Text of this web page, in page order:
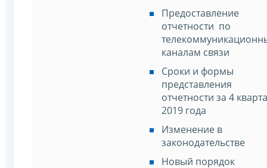
Предоставление
отчетности по
каналам связи
Сроки и формы
представления
отчетности за 4
2019 года
Изменение в
законодательстве
Новый порядок